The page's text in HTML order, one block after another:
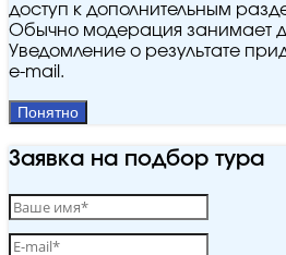
доступ к дополнительным
Обычно модерация занимает
Уведомление о результате
e‑mail.
Понятно
Заявка на подбор тура